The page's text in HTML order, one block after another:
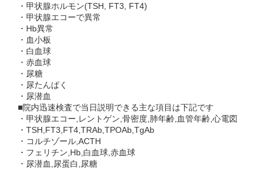
・甲状腺ホルモン(TSH, FT3, FT4)
・甲状腺エコーで異常
・Hb異常
・血小板
・白血球
・赤血球
・尿糖
・尿たんぱく
・尿潜血
■院内迅速検査で当日説明できる主な項目は下記です
・甲状腺エコー,レントゲン,骨密度,肺年齢,血管年齢,心電図
・TSH,FT3,FT4,TRAb,TPOAb,TgAb
・コルチゾール,ACTH
・フェリチン,Hb,白血球,赤血球
・尿潜血,尿蛋白,尿糖